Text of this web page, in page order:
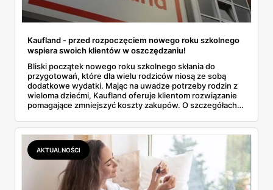
Kaufland - przed rozpoczęciem nowego roku szkolnego
wspiera swoich klientów w oszczędzaniu!
Bliski początek nowego roku szkolnego skłania do
przygotowań, które dla wielu rodziców niosą ze sobą
dodatkowe wydatki. Mając na uwadze potrzeby rodzin z
wieloma dziećmi, Kaufland oferuje klientom rozwiązanie
pomagające zmniejszyć koszty zakupów. O szczegółach
AKTUALNOŚCI